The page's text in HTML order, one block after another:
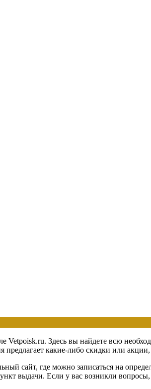
Vetpoisk.ru. Здесь вы найдете всю
какие-либо скидки или
сайт, где можно записаться на
выдачи. Если у вас возникли